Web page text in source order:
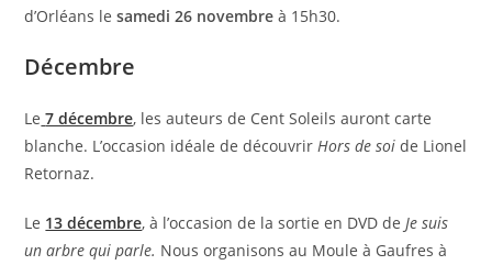
d’Orléans lesamedi 26 novembre à 15h30.
Décembre
Le 7 décembre, les auteurs de Cent Soleils auront carte
blanche. L’occasion idéale de découvrir Hors de soi de Lionel
Retornaz.
Le 13 décembre, à l’occasion de la sortie en DVD de Je suis
un arbre qui parle. Nous organisons au Moule à Gaufres à